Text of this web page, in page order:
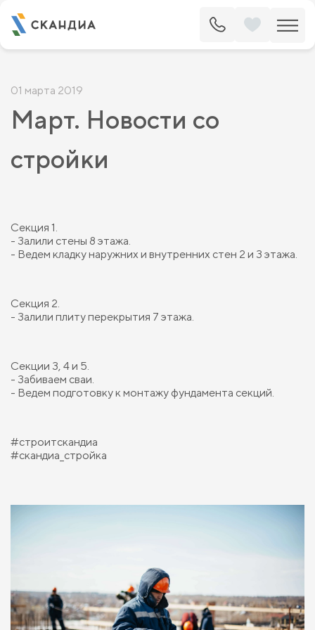
01 марта 2019
Март. Новости со
стройки
Секция 1.
- Залили стены 8 этажа.
- Ведем кладку наружних и внутренних стен 2 и 3 этажа.
Секция 2.
- Залили плиту перекрытия 7 этажа.
Секции 3, 4 и 5.
- Забиваем сваи.
- Ведем подготовку к монтажу фундамента секций.
#строитскандиа
#скандиа_стройка